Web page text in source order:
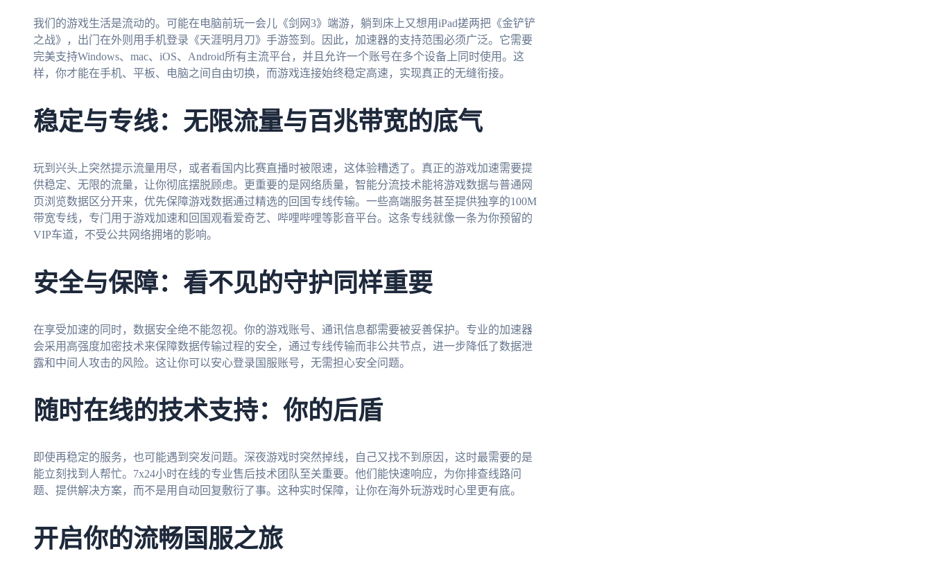
我们的游戏生活是流动的。可能在电脑前玩一会儿《剑网3》端游，躺到床上又想用iPad搓两把《金铲铲
之战》，出门在外则用手机登录《天涯明月刀》手游签到。因此，加速器的支持范围必须广泛。它需要
完美支持Windows、mac、iOS、Android所有主流平台，并且允许一个账号在多个设备上同时使用。这
样，你才能在手机、平板、电脑之间自由切换，而游戏连接始终稳定高速，实现真正的无缝衔接。
稳定与专线：无限流量与百兆带宽的底气
玩到兴头上突然提示流量用尽，或者看国内比赛直播时被限速，这体验糟透了。真正的游戏加速需要提
供稳定、无限的流量，让你彻底摆脱顾虑。更重要的是网络质量，智能分流技术能将游戏数据与普通网
页浏览数据区分开来，优先保障游戏数据通过精选的回国专线传输。一些高端服务甚至提供独享的100M
带宽专线，专门用于游戏加速和回国观看爱奇艺、哔哩哔哩等影音平台。这条专线就像一条为你预留的
VIP车道，不受公共网络拥堵的影响。
安全与保障：看不见的守护同样重要
在享受加速的同时，数据安全绝不能忽视。你的游戏账号、通讯信息都需要被妥善保护。专业的加速器
会采用高强度加密技术来保障数据传输过程的安全，通过专线传输而非公共节点，进一步降低了数据泄
露和中间人攻击的风险。这让你可以安心登录国服账号，无需担心安全问题。
随时在线的技术支持：你的后盾
即使再稳定的服务，也可能遇到突发问题。深夜游戏时突然掉线，自己又找不到原因，这时最需要的是
能立刻找到人帮忙。7x24小时在线的专业售后技术团队至关重要。他们能快速响应，为你排查线路问
题、提供解决方案，而不是用自动回复敷衍了事。这种实时保障，让你在海外玩游戏时心里更有底。
开启你的流畅国服之旅